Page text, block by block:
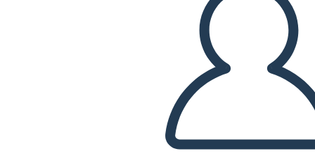
Kopieren Sie dieses Storyboard
ERSTELLEN SIE EIN STORYBOARD
DIASHOW ABSPIELEN
LIES MIR VOR